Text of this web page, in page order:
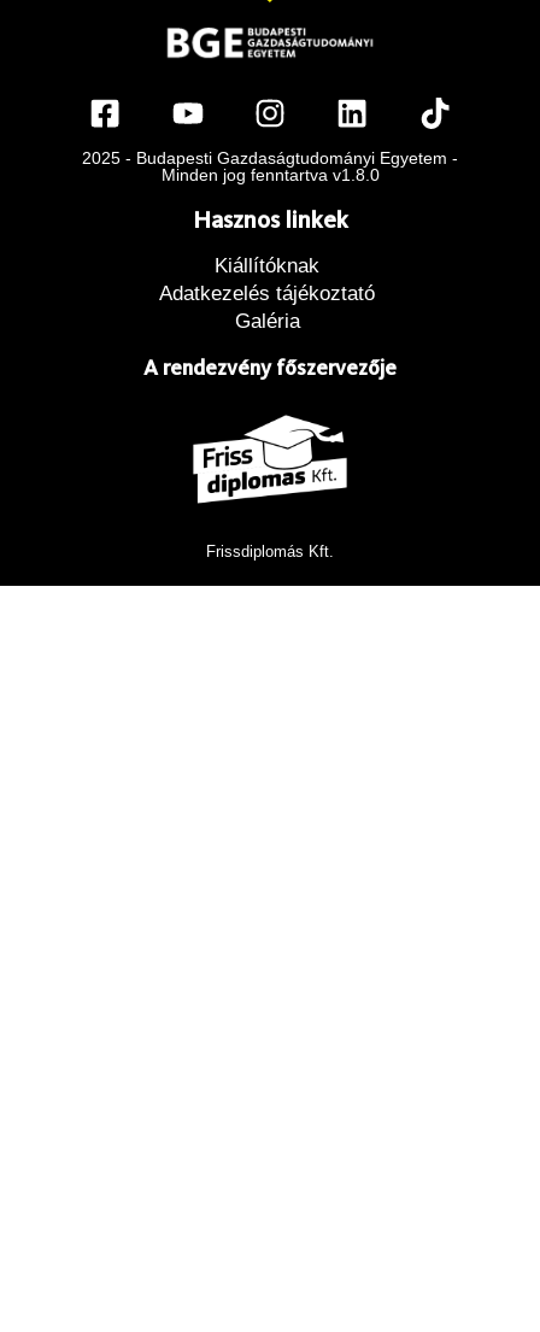
2025 - Budapesti Gazdaságtudományi Egyetem -
Minden jog fenntartva v1.8.0
Hasznos linkek
Kiállítóknak
Adatkezelés tájékoztató
Galéria
A rendezvény főszervezője
Frissdiplomás Kft.